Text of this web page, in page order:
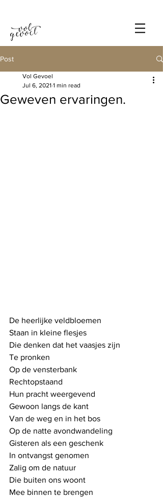
Post
Geweven ervaringen.
Vol Gevoel
Jul 6, 2021 1 min read
De heerlijke veldbloemen
Staan in kleine flesjes
Die denken dat het vaasjes zijn
Te pronken
Op de vensterbank
Rechtopstaand
Hun pracht weergevend
Gewoon langs de kant
Van de weg en in het bos
Op de natte avondwandeling
Gisteren als een geschenk
In ontvangst genomen
Zalig om de natuur
Die buiten ons woont
Mee binnen te brengen